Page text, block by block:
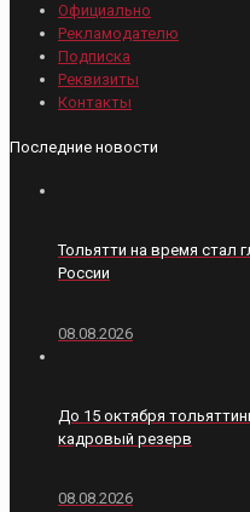
Официально
Рекламодателю
Подписка
Реквизиты
Контакты
Последние новости
Тольятти на время стал
России
08.08.2026
До 15 октября
кадровый резерв
08.08.2026